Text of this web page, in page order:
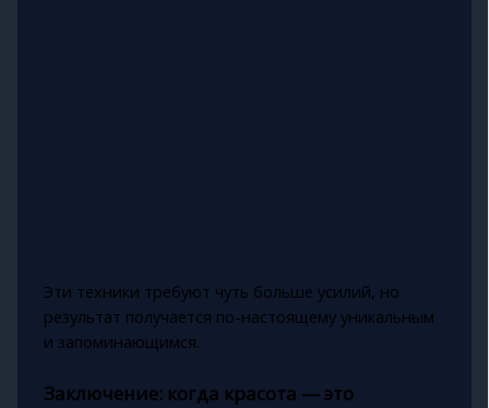
Эти техники требуют чуть больше усилий, но
результат получается по-настоящему уникальным
и запоминающимся.
Заключение: когда красота — это